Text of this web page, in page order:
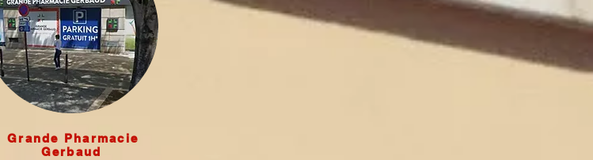
Grande Pharmacie
Gerbaud